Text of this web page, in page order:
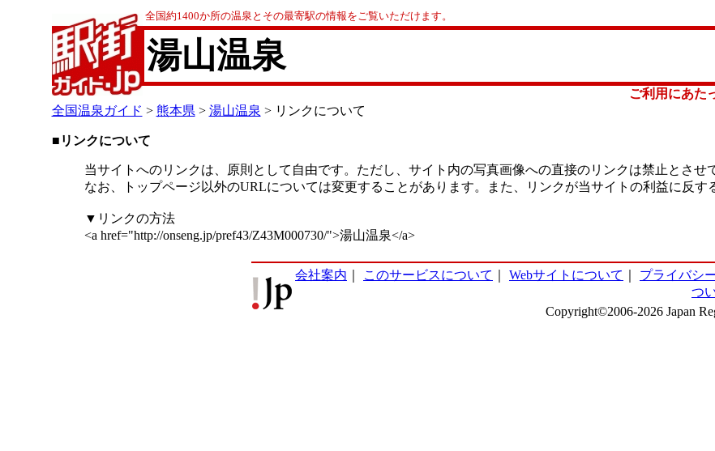
全国約1400か所の温泉とその最寄駅の情報をご覧いただけます。
湯山温泉
ご利用にあた
全国温泉ガイド > 熊本県 > 湯山温泉 > リンクについて
■リンクについて
当サイトへのリンクは、原則として自由です。ただし、サイト内の写真画像への直接のリンクは禁止とさせ
なお、トップページ以外のURLについては変更することがあります。また、リンクが当サイトの利益に反す
▼リンクの方法
<a href="http://onseng.jp/pref43/Z43M000730/">湯山温泉</a>
会社案内 このサービスについて Webサイトについて プライバシ
つ
Copyright©2006-2026 Japan